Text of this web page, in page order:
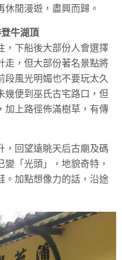
閒漫遊，盡興而歸。
牛湖頂
，下船後大部份人會選擇
走，但大部份著名景點將
段風光明媚也不要玩太久
幾便到巫氏古宅路口，但
加上路徑佈滿樹草，有傳
，回望遠眺天后古廟及碼
「光頭」，地貌奇特，
。加點想像力的話，沿途